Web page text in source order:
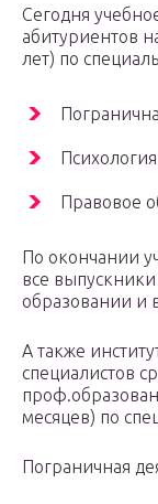
Сегодня
абитуриентов
лет) по
Правовое
По окончании
все
образовании и
А также
специалистов
месяцев) по
Пограничная